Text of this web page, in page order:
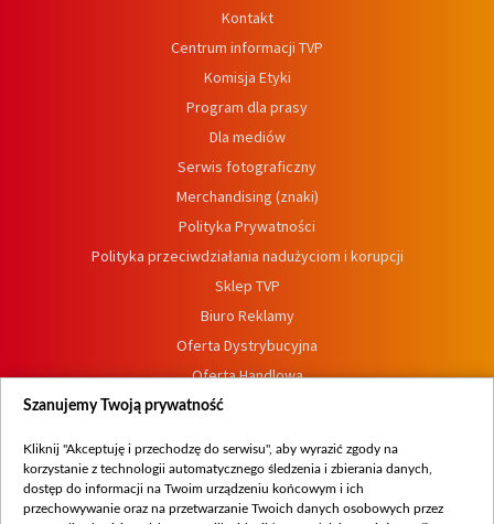
Kontakt
Centrum informacji TVP
Komisja Etyki
Program dla prasy
Dla mediów
Serwis fotograficzny
Merchandising (znaki)
Polityka Prywatności
Polityka przeciwdziałania nadużyciom i korupcji
Sklep TVP
Biuro Reklamy
Oferta Dystrybucyjna
Oferta Handlowa
Dostępność
Procedura zgłoszeń wewnętrznych
Szanujemy Twoją prywatność
Kliknij "Akceptuję i przechodzę do serwisu", aby wyrazić zgody na
korzystanie z technologii automatycznego śledzenia i zbierania danych,
dostęp do informacji na Twoim urządzeniu końcowym i ich
przechowywanie oraz na przetwarzanie Twoich danych osobowych przez